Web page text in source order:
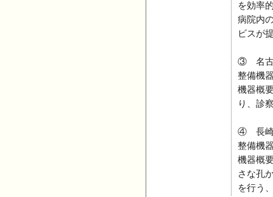
を効率
病院内
ビスが
③ 名古
整備機
機器概
り、診
④ 長崎
整備機
機器概
さな孔
を行う